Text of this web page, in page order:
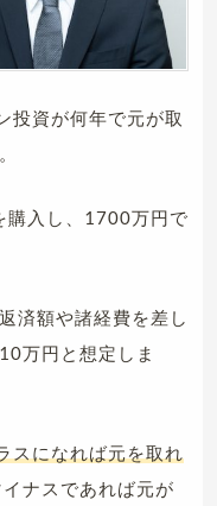
投資が何年で元が取
購入し、1700万円で
済額や諸経費を差し
万円と想定しま
スになれば元を取れ
ナスであれば元が